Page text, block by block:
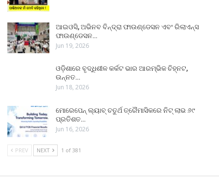
ଆଇଓସି, ଅଭିନବ ବିନ୍ଦ୍ରା ଫାଉଣ୍ଡେସନ ଏବଂ ରିଲାଏନ୍ସ
ଫାଉଣ୍ଡେସନ…
Jun 19, 2026
ଓଡ଼ିଶାରେ ବୃଦ୍ଧିଶୀଳ କର୍କଟ ଭାର ଆରମ୍ଭିକ ଚିହ୍ନଟ,
ଉନ୍ନତ…
Jun 18, 2026
ମୋରେପେନ୍ ଲ୍ୟାବ୍ ଚତୁର୍ଥ ତ୍ରୈମାସିକରେ ନିଟ୍ ଲାଭ ୬୯
ପ୍ରତିଶତ…
Jun 16, 2026
PREV NEXT 1 of 381